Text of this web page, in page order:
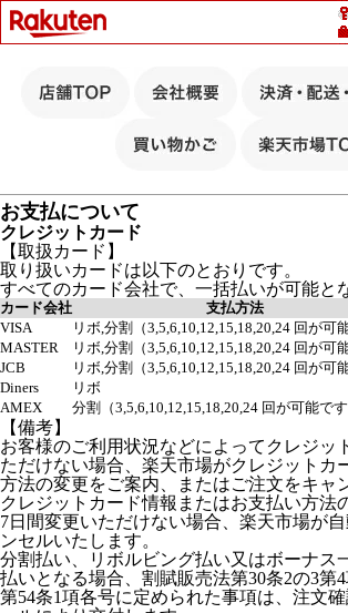
お支払について
クレジットカード
【取扱カード】
取り扱いカードは以下のとおりです。
すべてのカード会社で、一括払いが可能と
カード会社
支払方法
VISA
リボ,分割（3,5,6,10,12,15,18,20,24 回が可
MASTER
リボ,分割（3,5,6,10,12,15,18,20,24 回が可
JCB
リボ,分割（3,5,6,10,12,15,18,20,24 回が可
Diners
リボ
AMEX
分割（3,5,6,10,12,15,18,20,24 回が可能です
【備考】
お客様のご利用状況などによってクレジッ
ただけない場合、楽天市場がクレジットカ
方法の変更をご案内、またはご注文をキャ
クレジットカード情報またはお支払い方法
7日間変更いただけない場合、楽天市場が
ンセルいたします。
分割払い、リボルビング払い又はボーナス
払いとなる場合、割賦販売法第30条2の3第
第54条1項各号に定められた事項は、注文